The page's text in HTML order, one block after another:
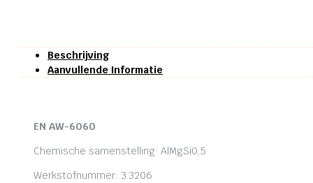
Beschrijving
Aanvullende Informatie
EN AW-6060
Chemische samenstelling: AlMgSi0,5
Werkstofnummer: 3.3206